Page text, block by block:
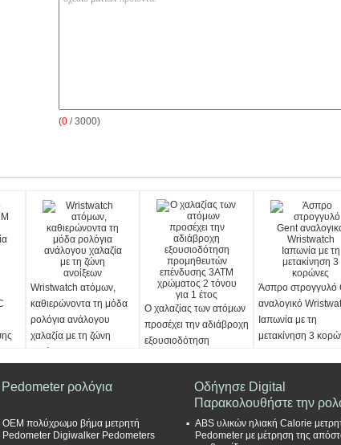
(0 / 3000)
Wristwatch ατόμων,
καθιερώνοντα τη μόδα
ρολόγια ανάλογου
χαλαζία με τη ζώνη
ανοίξεων
Ο χαλαζίας των ατόμων
προσέχει την αδιάβροχη
εξουσιοδότηση
χρώματος 2 τόνου για 1
Άσπρο στρογγυλό
αναλογικό
Ιαπωνία με τη
μετακίνηση 3
Pedometer ρολόγια
OEM πολύχρωμο βήμα μετρητή
Pedometer Digiwalker Pedometers
Οδήγησε Digital
Παρακολουθήστε την
ABS υλικών ηλιακή Calorie
Pedometer με μέτρηση της